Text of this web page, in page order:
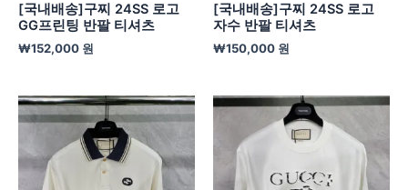
[국내배송]구찌 24SS 로고
GG프린팅 반팔 티셔츠
₩152,000 원
[국내배송]구찌 24SS 로고
자수 반팔 티셔츠
₩150,000 원